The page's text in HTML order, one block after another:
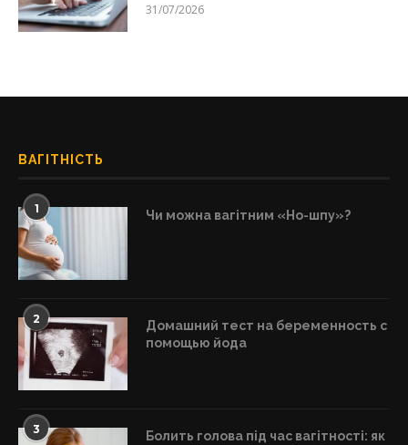
31/07/2026
ВАГІТНІСТЬ
1 Чи можна вагітним «Но-шпу»?
2
Домашний тест на беременность с
помощью йода
3
Болить голова під час вагітності: як